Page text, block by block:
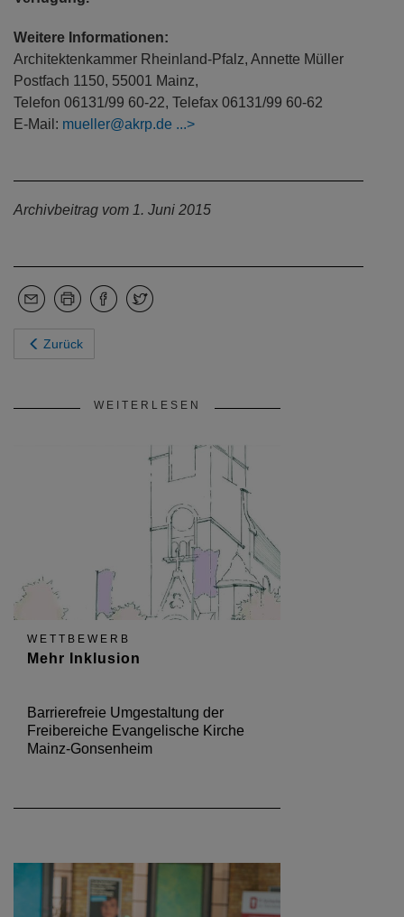
Weitere Informationen:
Architektenkammer Rheinland-Pfalz, Annette Müller
Postfach 1150, 55001 Mainz,
Telefon 06131/99 60-22, Telefax 06131/99 60-62
E-Mail: mueller@akrp.de
Archivbeitrag vom 1. Juni 2015
Zurück
WEITERLESEN
WETTBEWERB
Mehr Inklusion
Barrierefreie Umgestaltung der
Freibereiche Evangelische Kirche
Mainz-Gonsenheim